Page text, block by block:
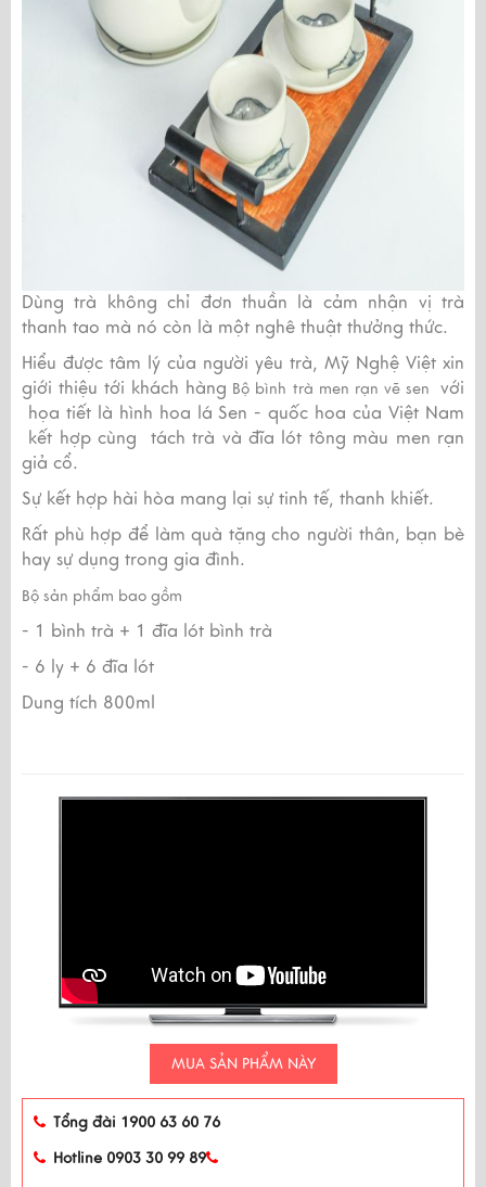
Dùng trà không chỉ đơn thuần là cảm nhận vị trà
thanh tao mà nó còn là một nghê thuật thưởng thức.
Hiểu được tâm lý của người yêu trà, Mỹ Nghệ Việt xin
giới thiệu tới khách hàng Bộ bình trà men rạn vẽ senvới
họa tiết là hình hoa lá Sen - quốc hoa của Việt Nam
kết hợp cùng tách trà và đĩa lót tông màu men rạn
giả cổ.
Sự kết hợp hài hòa mang lại sự tinh tế, thanh khiết.
Rất phù hợp để làm quà tặng cho người thân, bạn bè
hay sự dụng trong gia đình.
Bộ sản phẩm bao gồm
- 1 bình trà + 1 đĩa lót bình trà
- 6 ly + 6 đĩa lót
Dung tích 800ml
MUA SẢN PHẨM NÀY
Tổng đài 1900 63 60 76
Hotline 0903 30 99 89